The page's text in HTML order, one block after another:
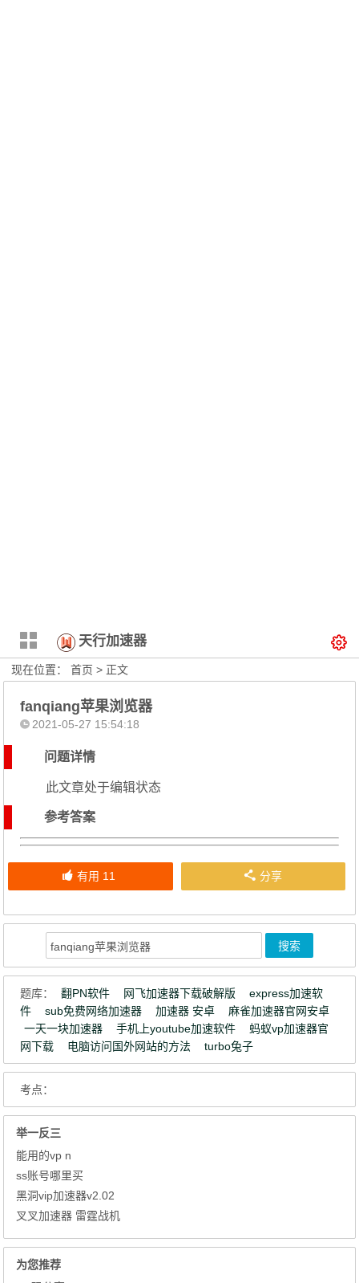
天行加速器
现在位置：首页 > 正文
fanqiang苹果浏览器
2021-05-27 15:54:18
问题详情
此文章处于编辑状态
参考答案
有用 11 分享
题库： 翻PN软件 网飞加速器下载破解版
express加速软
件
sub免费网络加速器 加速器 安卓
麻雀加速器官网安卓
一天一块加速器
手机上youtube加速软件
蚂蚁vp加速器官
网下载
电脑访问国外网站的方法 turbo兔子
考点：
举一反三
能用的vp n
ss账号哪里买
黑洞vip加速器v2.02
叉叉加速器 雷霆战机
为您推荐